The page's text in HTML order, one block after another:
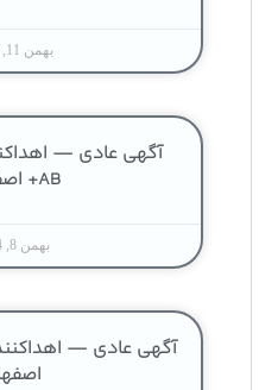
بهمن 11, 1404
آگهی عادی —
AB+ اصفهان
بهمن 8, 1404